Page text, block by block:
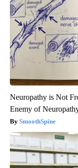
Neuropathy is Not
Enemy of
SmoothSpine